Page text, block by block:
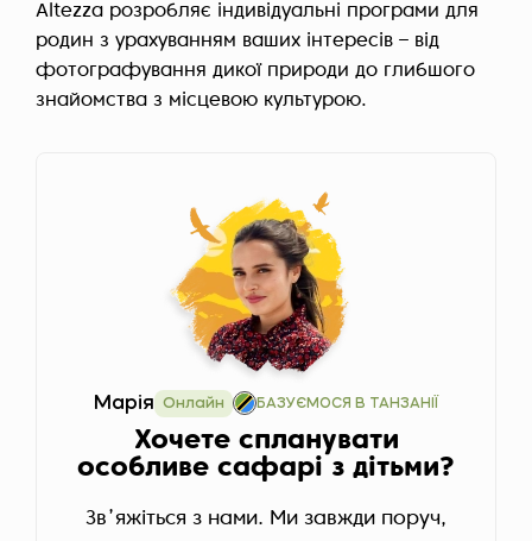
Altezza розробляє індивідуальні програми для
родин з урахуванням ваших інтересів – від
фотографування дикої природи до глибшого
знайомства з місцевою культурою.
Марія Онлайн БАЗУЄМОСЯ В ТАНЗАНІЇ
Хочете спланувати
особливе сафарі з дітьми?
Звʼяжіться з нами. Ми завжди поруч,